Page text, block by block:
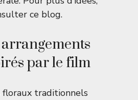
ce blog.
par le film
floraux traditionnels